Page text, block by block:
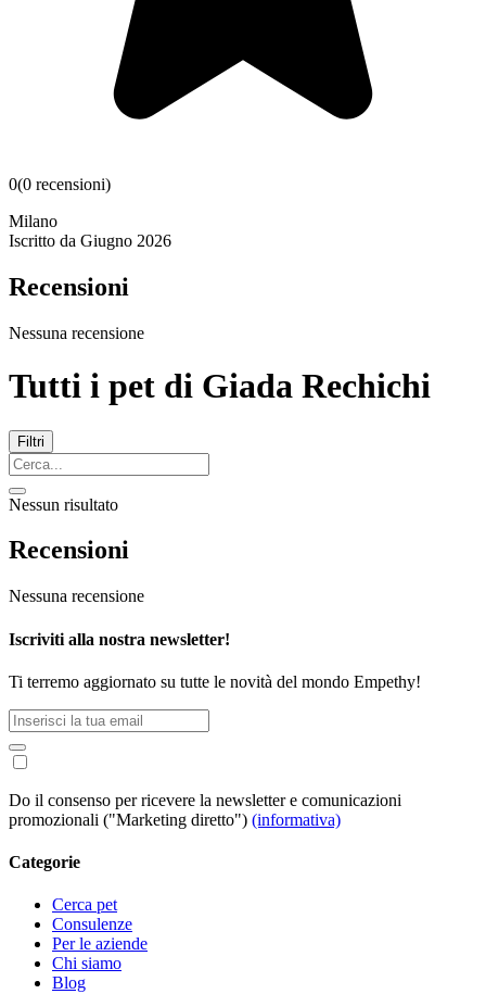
0(0 recensioni)
Milano
Iscritto da Giugno 2026
Recensioni
Nessuna recensione
Tutti i pet di Giada Rechichi
Filtri
Nessun risultato
Recensioni
Nessuna recensione
Iscriviti alla nostra newsletter!
Ti terremo aggiornato su tutte le novità del mondo Empethy!
Do il consenso per ricevere la newsletter e comunicazioni
promozionali ("Marketing diretto") (informativa)
Categorie
Cerca pet
Consulenze
Per le aziende
Chi siamo
Blog